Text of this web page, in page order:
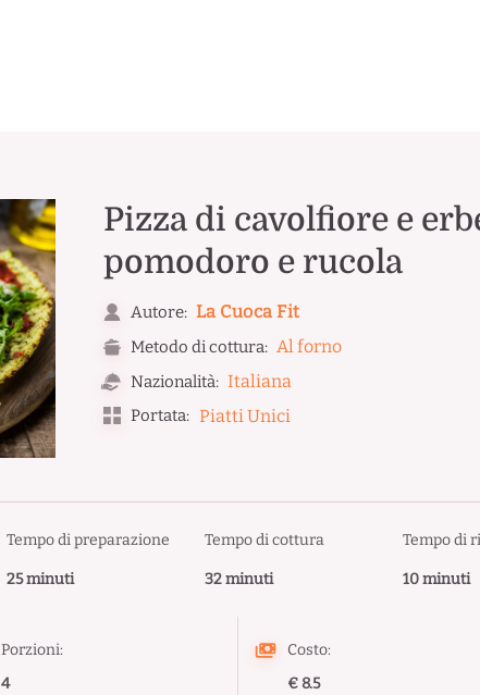
Pizza di cavolfiore e
pomodoro e rucola
Autore: La Cuoca Fit
Metodo di cottura: Al forno
Nazionalità: Italiana
Portata: Piatti Unici
Tempo di preparazione
25 minuti
Tempo di cottura
32 minuti
Tempo di
10 minuti
Porzioni:
4
Costo:
€ 8.5